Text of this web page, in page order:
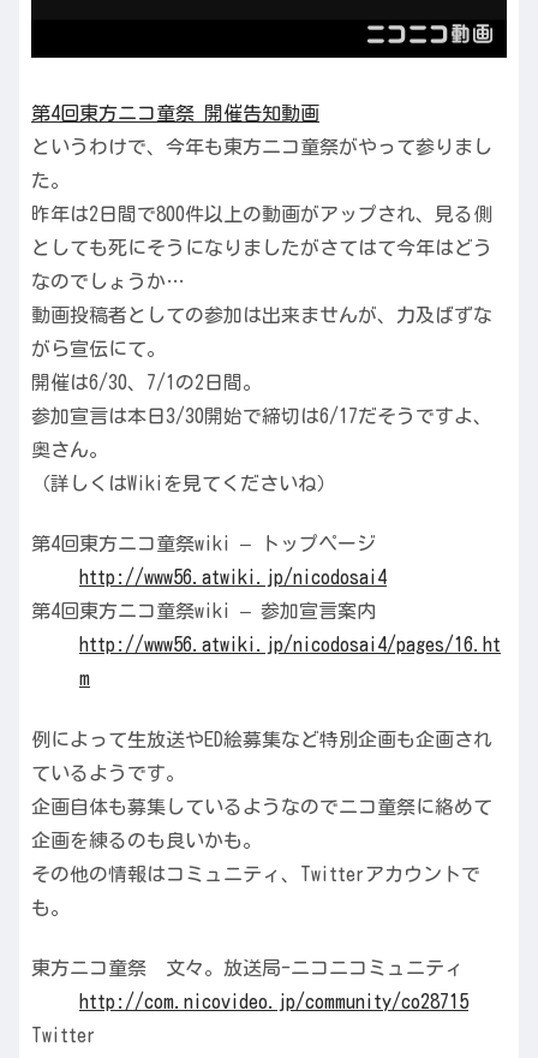
第4回東方ニコ童祭 開催告知動画
というわけで、今年も東方ニコ童祭がやって参りまし
た。
昨年は2日間で800件以上の動画がアップされ、見る側
としても死にそうになりましたがさてはて今年はどう
なのでしょうか…
動画投稿者としての参加は出来ませんが、力及ばずな
がら宣伝にて。
開催は6/30、7/1の2日間。
参加宣言は本日3/30開始で締切は6/17だそうですよ、
奥さん。
（詳しくはWikiを見てくださいね）
第4回東方ニコ童祭wiki – トップページ
http://www56.atwiki.jp/nicodosai4
第4回東方ニコ童祭wiki – 参加宣言案内
http://www56.atwiki.jp/nicodosai4/pages/16.ht
m
例によって生放送やED絵募集など特別企画も企画され
ているようです。
企画自体も募集しているようなのでニコ童祭に絡めて
企画を練るのも良いかも。
その他の情報はコミュニティ、Twitterアカウントで
も。
東方ニコ童祭 文々。放送局-ニコニコミュニティ
http://com.nicovideo.jp/community/co28715
Twitter